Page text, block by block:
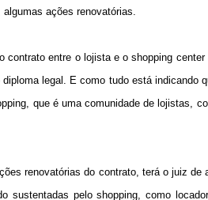
ações renovatórias.
contrato entre o lojista e o shopping center
legal. E como tudo está indicando
que é uma comunidade de lojistas,
renovatórias do contrato, terá o juiz de
sustentadas pelo shopping, como